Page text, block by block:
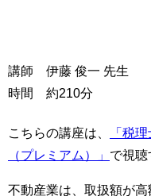
講師 伊藤 俊一 先生
時間 約210分
こちらの講座は、 「税
（プレミアム）」 で視聴
不動産業は、取扱額が